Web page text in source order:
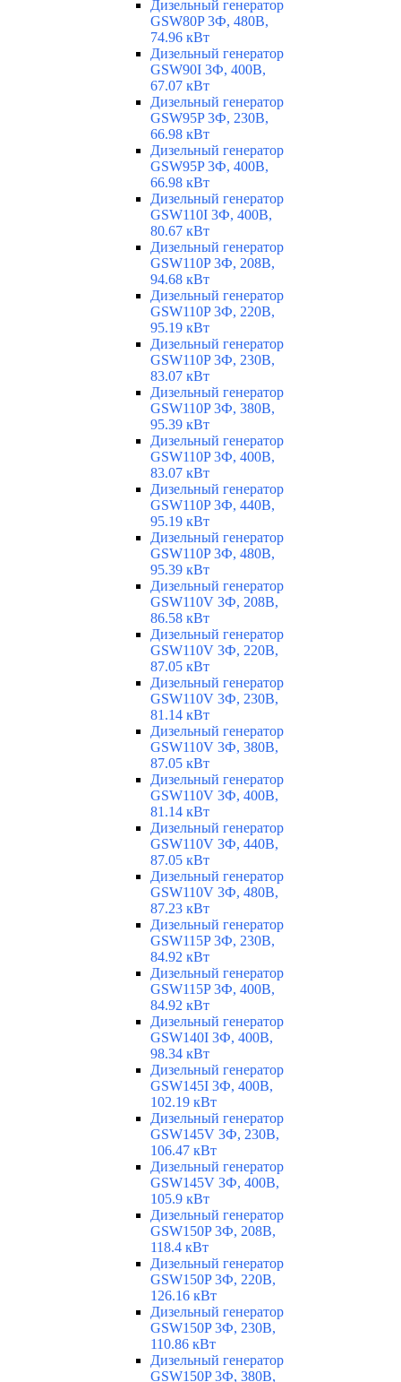
Дизельный генератор
GSW80P 3Ф, 480В,
74.96 кВт
Дизельный генератор
GSW90I 3Ф, 400В,
67.07 кВт
Дизельный генератор
GSW95P 3Ф, 230В,
66.98 кВт
Дизельный генератор
GSW95P 3Ф, 400В,
66.98 кВт
Дизельный генератор
GSW110I 3Ф, 400В,
80.67 кВт
Дизельный генератор
GSW110P 3Ф, 208В,
94.68 кВт
Дизельный генератор
GSW110P 3Ф, 220В,
95.19 кВт
Дизельный генератор
GSW110P 3Ф, 230В,
83.07 кВт
Дизельный генератор
GSW110P 3Ф, 380В,
95.39 кВт
Дизельный генератор
GSW110P 3Ф, 400В,
83.07 кВт
Дизельный генератор
GSW110P 3Ф, 440В,
95.19 кВт
Дизельный генератор
GSW110P 3Ф, 480В,
95.39 кВт
Дизельный генератор
GSW110V 3Ф, 208В,
86.58 кВт
Дизельный генератор
GSW110V 3Ф, 220В,
87.05 кВт
Дизельный генератор
GSW110V 3Ф, 230В,
81.14 кВт
Дизельный генератор
GSW110V 3Ф, 380В,
87.05 кВт
Дизельный генератор
GSW110V 3Ф, 400В,
81.14 кВт
Дизельный генератор
GSW110V 3Ф, 440В,
87.05 кВт
Дизельный генератор
GSW110V 3Ф, 480В,
87.23 кВт
Дизельный генератор
GSW115P 3Ф, 230В,
84.92 кВт
Дизельный генератор
GSW115P 3Ф, 400В,
84.92 кВт
Дизельный генератор
GSW140I 3Ф, 400В,
98.34 кВт
Дизельный генератор
GSW145I 3Ф, 400В,
102.19 кВт
Дизельный генератор
GSW145V 3Ф, 230В,
106.47 кВт
Дизельный генератор
GSW145V 3Ф, 400В,
105.9 кВт
Дизельный генератор
GSW150P 3Ф, 208В,
118.4 кВт
Дизельный генератор
GSW150P 3Ф, 220В,
126.16 кВт
Дизельный генератор
GSW150P 3Ф, 230В,
110.86 кВт
Дизельный генератор
GSW150P 3Ф, 380В,